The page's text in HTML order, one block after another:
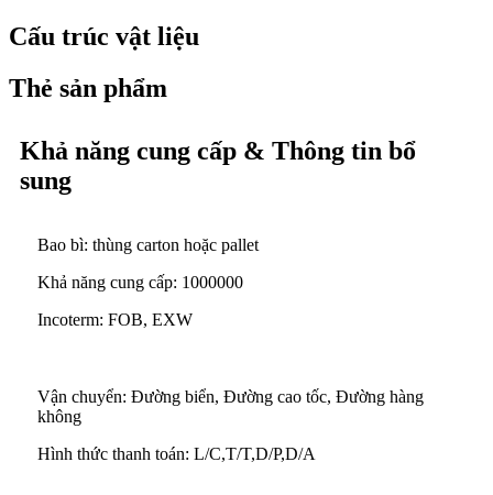
Cấu trúc vật liệu
Thẻ sản phẩm
Khả năng cung cấp & Thông tin bổ
sung
Bao bì: thùng carton hoặc pallet
Khả năng cung cấp: 1000000
Incoterm: FOB, EXW
Vận chuyển: Đường biển, Đường cao tốc, Đường hàng
không
Hình thức thanh toán: L/C,T/T,D/P,D/A